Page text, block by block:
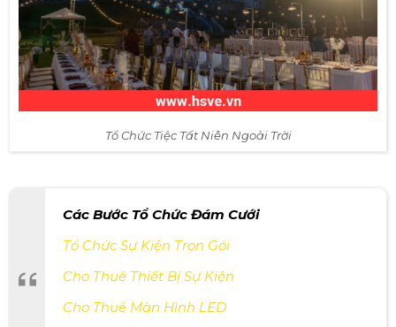
Tổ Chức Tiệc Tất Niên Ngoài Trời
Các Bước Tổ Chức Đám Cưới
Tổ Chức Sự Kiện Trọn Gói
Cho Thuê Thiết Bị Sự Kiện
Cho Thuê Màn Hình LED